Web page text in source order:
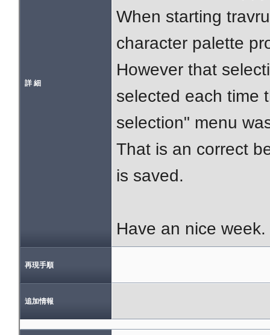
詳 細
When starting
character palette
However that
selected each time
selection" menu
That is an correct
is saved.
Have an nice week.
再現手順
追加情報